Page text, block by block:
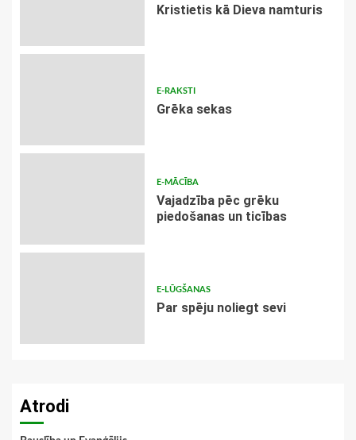
Kristietis kā Dieva namturis
E-RAKSTI
Grēka sekas
E-MĀCĪBA
Vajadzība pēc grēku
piedošanas un ticības
E-LŪGŠANAS
Par spēju noliegt sevi
Atrodi